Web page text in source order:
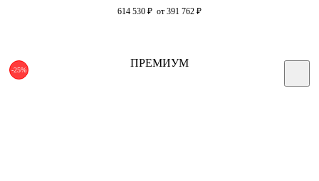
614 530 ₽ от 391 762 ₽
-25%
ПРЕМИУМ